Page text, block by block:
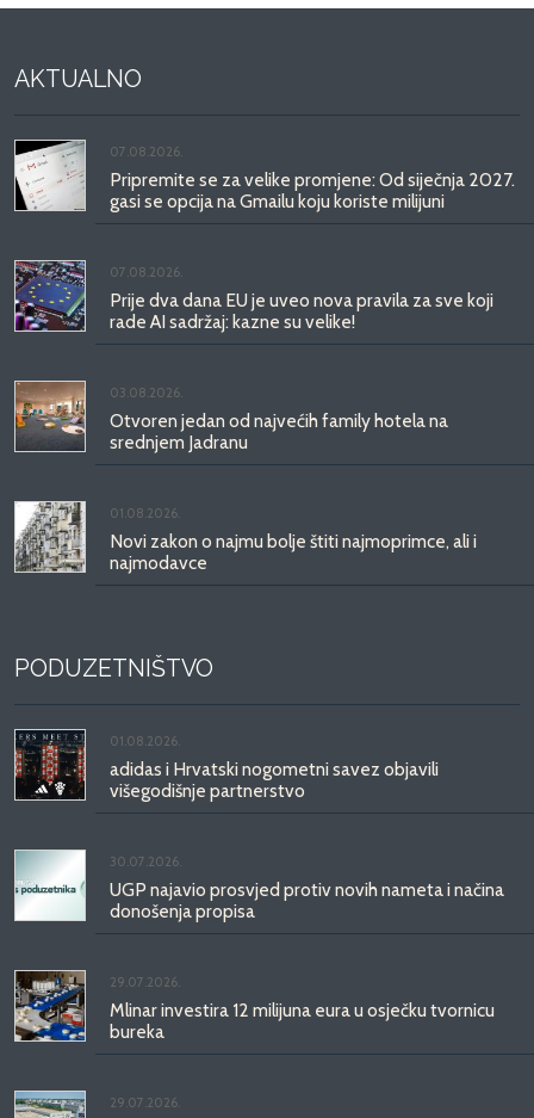
AKTUALNO
07.08.2026.
Pripremite se za velike promjene: Od siječnja 2027.
gasi se opcija na Gmailu koju koriste milijuni
07.08.2026.
Prije dva dana EU je uveo nova pravila za sve koji
rade AI sadržaj: kazne su velike!
03.08.2026.
Otvoren jedan od najvećih family hotela na
srednjem Jadranu
01.08.2026.
Novi zakon o najmu bolje štiti najmoprimce, ali i
najmodavce
PODUZETNIŠTVO
01.08.2026.
adidas i Hrvatski nogometni savez objavili
višegodišnje partnerstvo
30.07.2026.
UGP najavio prosvjed protiv novih nameta i načina
donošenja propisa
29.07.2026.
Mlinar investira 12 milijuna eura u osječku tvornicu
bureka
29.07.2026.